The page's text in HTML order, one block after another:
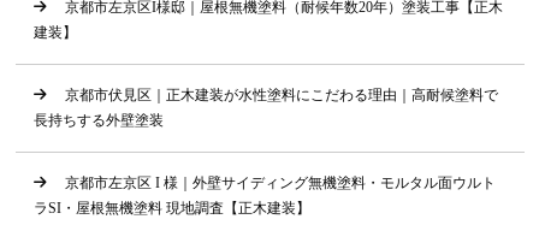
京都市左京区I様邸｜屋根無機塗料（耐候年数20年）塗装工事【正木
建装】
京都市伏見区｜正木建装が水性塗料にこだわる理由｜高耐候塗料で
長持ちする外壁塗装
京都市左京区 I 様｜外壁サイディング無機塗料・モルタル面ウルト
ラSI・屋根無機塗料 現地調査【正木建装】